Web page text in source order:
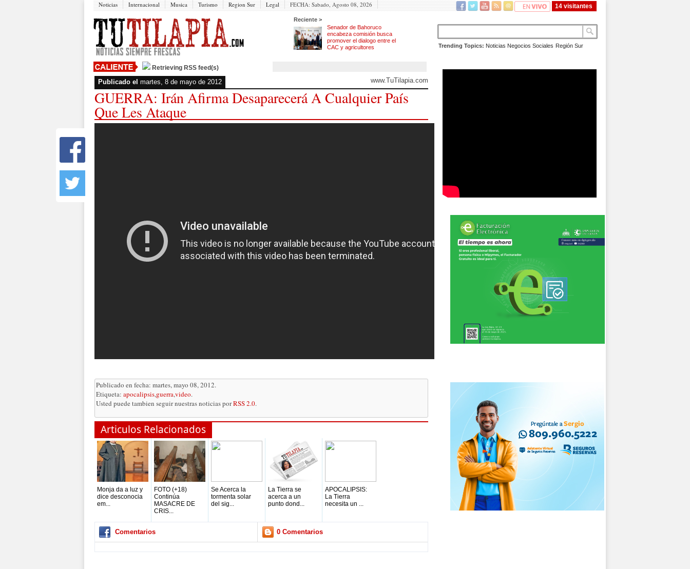
Noticias Internacional Musica Turismo Region Sur Legal FECHA: Sabado, Agosto 08, 2026 14 visitantes
Reciente >
Senador de Bahoruco
encabeza comisión busca
promover el dialogo entre el
CAC y agricultores
Trending Topics: Noticias Negocios Sociales Región Sur
Retrieving RSS feed(s)
Publicado el martes, 8 de mayo de 2012 www.TuTilapia.com
GUERRA: Irán Afirma Desaparecerá A Cualquier País
Que Les Ataque
Publicado en fecha: martes, mayo 08, 2012.
Etiqueta: apocalipsis,guerra,video.
Usted puede tambien seguir nuestras noticias porRSS 2.0.
Articulos Relacionados
Monja da a luz y
dice desconocia
em...
FOTO (+18)
Continúa
MASACRE DE
CRIS...
Se Acerca la
tormenta solar
del sig...
La Tierra se
acerca a un
punto dond...
APOCALIPSIS:
La Tierra
necesita un ...
Comentarios 0 Comentarios